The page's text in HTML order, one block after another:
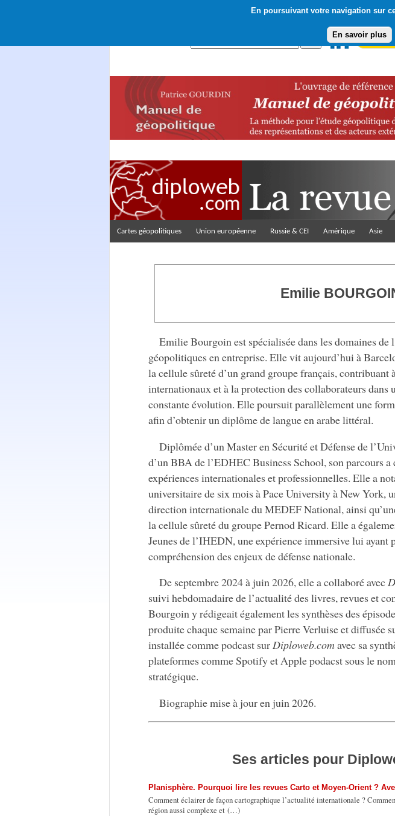
En poursuivant votre navigation sur
En savoir plus
Cartes géopolitiques Union européenne Russie & CEI Amérique Asie
Emilie
Emilie Bourgoin est spécialisée dans les domaines de
géopolitiques en entreprise. Elle vit aujourd’hui à
la cellule sûreté d’un grand groupe français, contribuant
internationaux et à la protection des collaborateurs dans
constante évolution. Elle poursuit parallèlement une
afin d’obtenir un diplôme de langue en arabe littéral.
Diplômée d’un Master en Sécurité et Défense de
d’un BBA de l’EDHEC Business School, son parcours
expériences internationales et professionnelles. Elle a
universitaire de six mois à Pace University à New York,
direction internationale du MEDEF National, ainsi
la cellule sûreté du groupe Pernod Ricard. Elle a
Jeunes de l’IHEDN, une expérience immersive lui ayant
compréhension des enjeux de défense nationale.
De septembre 2024 à juin 2026, elle a collaboré avec
suivi hebdomadaire de l’actualité des livres, revues et
Bourgoin y rédigeait également les synthèses des
produite chaque semaine par Pierre Verluise et diffusée
installée comme podcast surDiploweb.comavec sa
plateformes comme Spotify et Apple podacst sous le
stratégique.
Biographie mise à jour en juin 2026.
Ses articles pour
Planisphère. Pourquoi lire les revues Carto et Moyen-Orient ?
Comment éclairer de façon cartographique l’actualité internationale ?
région aussi complexe et (…)